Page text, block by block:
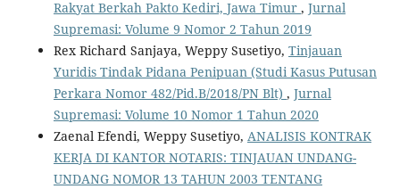
Rakyat Berkah Pakto Kediri, Jawa Timur , Jurnal
Supremasi: Volume 9 Nomor 2 Tahun 2019
Rex Richard Sanjaya, Weppy Susetiyo, Tinjauan
Yuridis Tindak Pidana Penipuan (Studi Kasus Putusan
Perkara Nomor 482/Pid.B/2018/PN Blt) , Jurnal
Supremasi: Volume 10 Nomor 1 Tahun 2020
Zaenal Efendi, Weppy Susetiyo, ANALISIS KONTRAK
KERJA DI KANTOR NOTARIS: TINJAUAN UNDANG-
UNDANG NOMOR 13 TAHUN 2003 TENTANG